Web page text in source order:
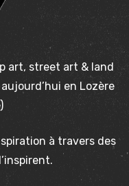
art, street art & land
en Lozère
à travers des